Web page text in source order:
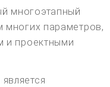
многоэтапный
многих параметров,
и проектными